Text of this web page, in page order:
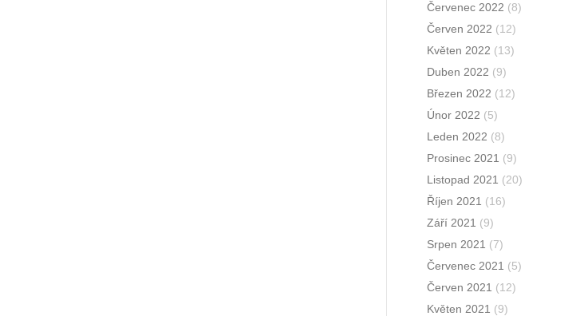
Červenec 2022 (8)
Červen 2022 (12)
Květen 2022 (13)
Duben 2022 (9)
Březen 2022 (12)
Únor 2022 (5)
Leden 2022 (8)
Prosinec 2021 (9)
Listopad 2021 (20)
Říjen 2021 (16)
Září 2021 (9)
Srpen 2021 (7)
Červenec 2021 (5)
Červen 2021 (12)
Květen 2021 (9)